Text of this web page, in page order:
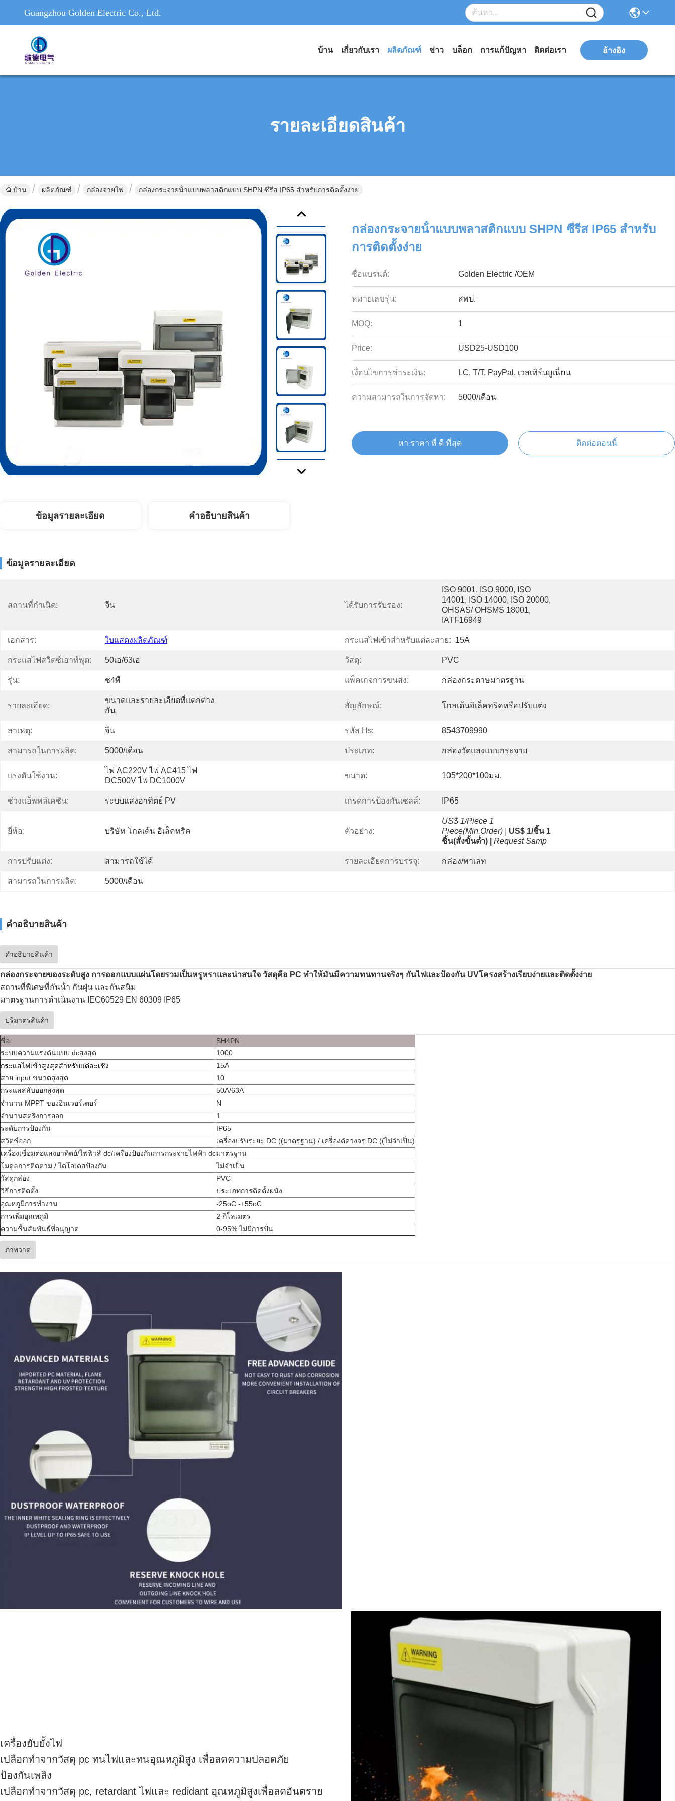
Guangzhou Golden Electric Co., Ltd.
บ้าน เกี่ยวกับเรา ผลิตภัณฑ์ ข่าว บล็อก การแก้ปัญหา ติดต่อเรา อ้างอิง
รายละเอียดสินค้า
บ้าน ผลิตภัณฑ์ กล่องจ่ายไฟ กล่องกระจายน้ําแบบพลาสติกแบบ SHPN ซีรีส IP65 สําหรับการติดตั้งง่าย
กล่องกระจายน้ําแบบพลาสติกแบบ SHPN ซีรีส IP65 สําหรับ
การติดตั้งง่าย
ชื่อแบรนด์: Golden Electric /OEM
หมายเลขรุ่น: สพป.
MOQ: 1
Price: USD25-USD100
เงื่อนไขการชำระเงิน: LC, T/T, PayPal, เวสเทิร์นยูเนี่ยน
ความสามารถในการจัดหา: 5000/เดือน
หา ราคา ที่ ดี ที่สุด ติดต่อตอนนี้
ข้อมูลรายละเอียด คําอธิบายสินค้า
ข้อมูลรายละเอียด
สถานที่กำเนิด: จีน ได้รับการรับรอง:
ISO 9001, ISO 9000, ISO
14001, ISO 14000, ISO 20000,
OHSAS/ OHSMS 18001,
IATF16949
เอกสาร: ใบแสดงผลิตภัณฑ์ กระแสไฟเข้าสำหรับแต่ละสาย: 15A
กระแสไฟสวิตซ์เอาท์พุต: 50เอ/63เอ วัสดุ: PVC
รุ่น: ช4พี แพ็คเกจการขนส่ง: กล่องกระดาษมาตรฐาน
รายละเอียด:
ขนาดและรายละเอียดที่แตกต่าง
กัน
สัญลักษณ์: โกลเด้นอิเล็คทริคหรือปรับแต่ง
สาเหตุ: จีน รหัส Hs: 8543709990
สามารถในการผลิต: 5000/เดือน ประเภท: กล่องวัดแสงแบบกระจาย
แรงดันใช้งาน:
ไฟ AC220V ไฟ AC415 ไฟ
DC500V ไฟ DC1000V
ขนาด: 105*200*100มม.
ช่วงแอ็พพลิเคชัน: ระบบแสงอาทิตย์ PV เกรดการป้องกันเชลล์: IP65
ยี่ห้อ: บริษัท โกลเด้น อิเล็คทริค ตัวอย่าง:
US$ 1/Piece 1
Piece(Min.Order) |
US$ 1/ชิ้น 1
ชิ้น(สั่งขั้นต่ำ) |
Request Samp
การปรับแต่ง: สามารถใช้ได้ รายละเอียดการบรรจุ: กล่อง/พาเลท
สามารถในการผลิต: 5000/เดือน
คําอธิบายสินค้า
คําอธิบายสินค้า
กล่องกระจายของระดับสูง การออกแบบแผ่นโดยรวมเป็นหรูหราและน่าสนใจ วัสดุคือ PC ทําให้มันมีความทนทานจริงๆ กันไฟและป้องกัน UVโครงสร้างเรียบง่ายและติดตั้งง่าย
สถานที่พิเศษที่กันน้ํา กันฝุ่น และกันสนิม
มาตรฐานการดําเนินงาน IEC60529 EN 60309 IP65
ปริมาตรสินค้า
ชื่อ
SH4PN
ระบบความแรงดันแบบ dcสูงสุด
1000
กระแสไฟเข้าสูงสุดสําหรับแต่ละเชิง
15A
สาย input ขนาดสูงสุด
10
กระแสสลับออกสูงสุด
50A/63A
จํานวน MPPT ของอินเวอร์เตอร์
N
จํานวนสตริงการออก
1
ระดับการป้องกัน
IP65
สวิตช์ออก
เครื่องปรับระยะ DC ((มาตรฐาน) / เครื่องตัดวงจร DC ((ไม่จําเป็น)
เครื่องเชื่อมต่อแสงอาทิตย์/ไฟฟิวส์ dc/เครื่องป้องกันการกระจายไฟฟ้า dcมาตรฐาน
โมดูลการติดตาม / ไดโอเดสป้องกัน
ไม่จําเป็น
วัสดุกล่อง
PVC
วิธีการติดตั้ง
ประเภทการติดตั้งผนัง
อุณหภูมิการทํางาน
-25oC -+55oC
การเพิ่มอุณหภูมิ
2 กิโลเมตร
ความชื้นสัมพันธ์ที่อนุญาต
0-95% ไม่มีการปั่น
ภาพวาด
เครื่องยับยั้งไฟ
เปลือกทําจากวัสดุ pc ทนไฟและทนอุณหภูมิสูง เพื่อลดความปลอดภัย
ป้องกันเพลิง
เปลือกทําจากวัสดุ pc, retardant ไฟและ redidant อุณหภูมิสูงเพื่อลดอันตราย